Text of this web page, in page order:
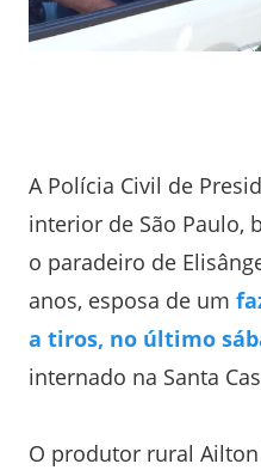
A Polícia Civil de
interior de São Paulo,
o paradeiro de
anos, esposa de um
a tiros, no último
internado na Santa
O produtor rural Ailton